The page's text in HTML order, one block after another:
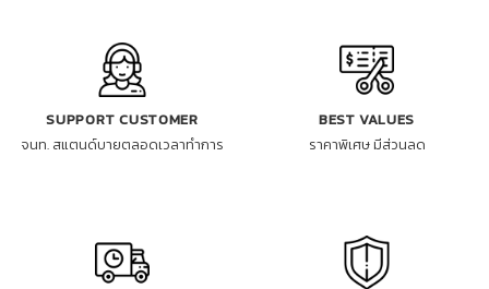
SUPPORT CUSTOMER
จนท. สแตนด์บายตลอดเวลาทำการ
BEST VALUES
ราคาพิเศษ มีส่วนลด